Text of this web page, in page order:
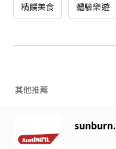
精饌美食 體驗樂遊
其他推薦
sunburn.